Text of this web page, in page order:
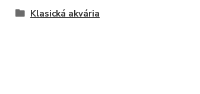
Klasická akvária